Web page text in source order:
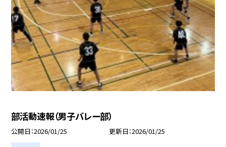
部活動速報（男子バレー部）
公開日 2026/01/25 更新日 2026/01/25